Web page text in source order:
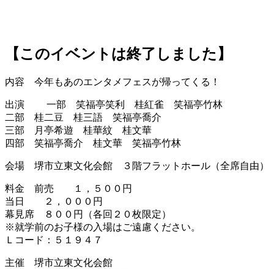
【このイベントは終了しました】
内容 今年もあのエンタメフェスが帰ってくる！
出演 一部 笑福亭笑利 桂紅雀 笑福亭竹林
二部 桂二豆 桂三語 笑福亭喬介
三部 月亭希遊 桂華紋 桂文華
四部 笑福亭喬介 桂文華 笑福亭竹林
会場 堺市立東文化会館 ３階フラットホール（全席自由）
料金 前売 １，５００円
当日 ２，０００円
幕見席 ８００円（各回２０枚限定）
※就学前のお子様の入場はご遠慮ください。
Ｌコード：５１９４７
主催 堺市立東文化会館